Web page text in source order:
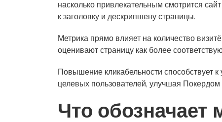
насколько привлекательным смотрится
к заголовку и дескрипшену страницы.
Метрика прямо влияет на количество
оценивают страницу как более
Повышение кликабельности способствует
целевых пользователей, улучшая
Что обозначает